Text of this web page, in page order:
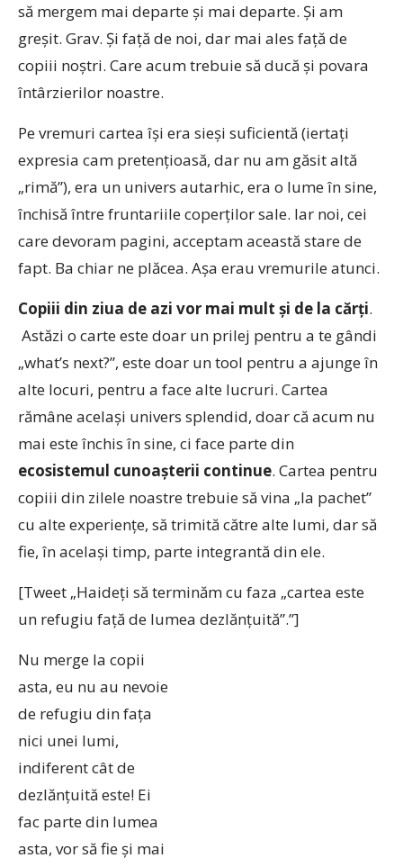
să mergem mai departe şi mai departe. Şi am
greşit. Grav. Şi faţă de noi, dar mai ales faţă de
copiii noştri. Care acum trebuie să ducă şi povara
întârzierilor noastre.
Pe vremuri cartea îşi era sieşi suficientă (iertaţi
expresia cam pretenţioasă, dar nu am găsit altă
„rimă”), era un univers autarhic, era o lume în sine,
închisă între fruntariile coperţilor sale. Iar noi, cei
care devoram pagini, acceptam această stare de
fapt. Ba chiar ne plăcea. Aşa erau vremurile atunci.
Copiii din ziua de azi vor mai mult şi de la cărţi.
Astăzi o carte este doar un prilej pentru a te gândi
„what’s next?”, este doar un tool pentru a ajunge în
alte locuri, pentru a face alte lucruri. Cartea
rămâne acelaşi univers splendid, doar că acum nu
mai este închis în sine, ci face parte din
ecosistemul cunoaşterii continue. Cartea pentru
copiii din zilele noastre trebuie să vina „la pachet”
cu alte experienţe, să trimită către alte lumi, dar să
fie, în acelaşi timp, parte integrantă din ele.
[Tweet „Haideţi să terminăm cu faza „cartea este
un refugiu faţă de lumea dezlănţuită”.”]
Nu merge la copii
asta, eu nu au nevoie
de refugiu din faţa
nici unei lumi,
indiferent cât de
dezlănţuită este! Ei
fac parte din lumea
asta, vor să fie şi mai